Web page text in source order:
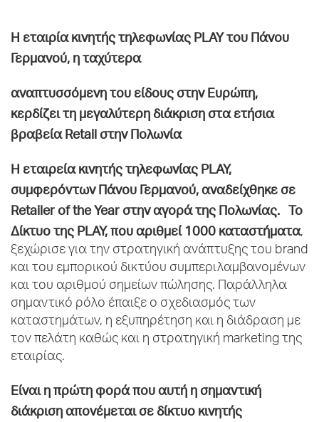
Η εταιρία κινητής τηλεφωνίας PLAYτου Πάνου
Γερμανού, η ταχύτερα
αναπτυσσόμενη του είδους στην Ευρώπη,
κερδίζει τη μεγαλύτερη διάκριση στα ετήσια
βραβείαRetail στην Πολωνία
Η εταιρεία κινητής τηλεφωνίας PLAY,
συμφερόντων Πάνου Γερμανού, αναδείχθηκε σε
Retailer of the Year στην αγορά της Πολωνίας. Το
Δίκτυο της PLAY, που αριθμεί 1000 καταστήματα,
ξεχώρισε για την στρατηγική ανάπτυξης του brand
και του εμπορικού δικτύου συμπεριλαμβανομένων
και του αριθμού σημείων πώλησης. Παράλληλα
σημαντικό ρόλο έπαιξε ο σχεδιασμός των
καταστημάτων, η εξυπηρέτηση και η διάδραση με
τον πελάτη καθώς και η στρατηγική marketing της
εταιρίας.
Είναι η πρώτη φορά που αυτή η σημαντική
διάκριση απονέμεται σε δίκτυο κινητής